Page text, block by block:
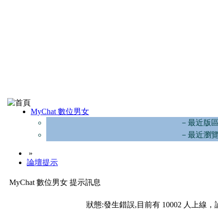
MyChat 數位男女
－最近版
－最近瀏
»
論壇提示
MyChat 數位男女 提示訊息
狀態:發生錯誤,目前有 10002 人上線